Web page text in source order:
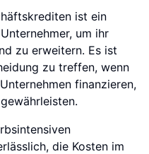
ist ein
um ihr
zu erweitern. Es ist
zu treffen, wenn
finanzieren,
die Kosten im